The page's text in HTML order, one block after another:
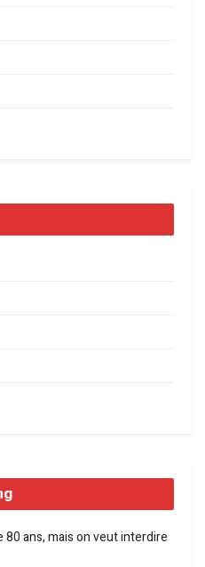
80 ans, mais on veut interdire